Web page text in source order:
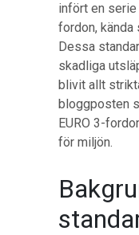
infört en
fordon, kända
Dessa
skadliga
blivit allt
bloggposten
EURO 3-
för miljön.